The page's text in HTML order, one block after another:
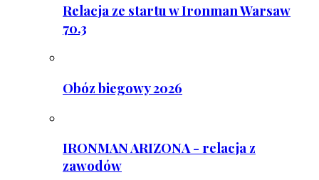
Relacja ze startu w Ironman Warsaw
70.3
Obóz biegowy 2026
IRONMAN ARIZONA - relacja z
zawodów